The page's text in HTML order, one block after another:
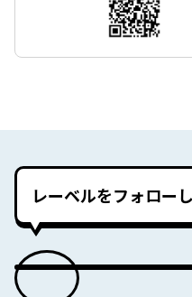
レーベルをフォロー